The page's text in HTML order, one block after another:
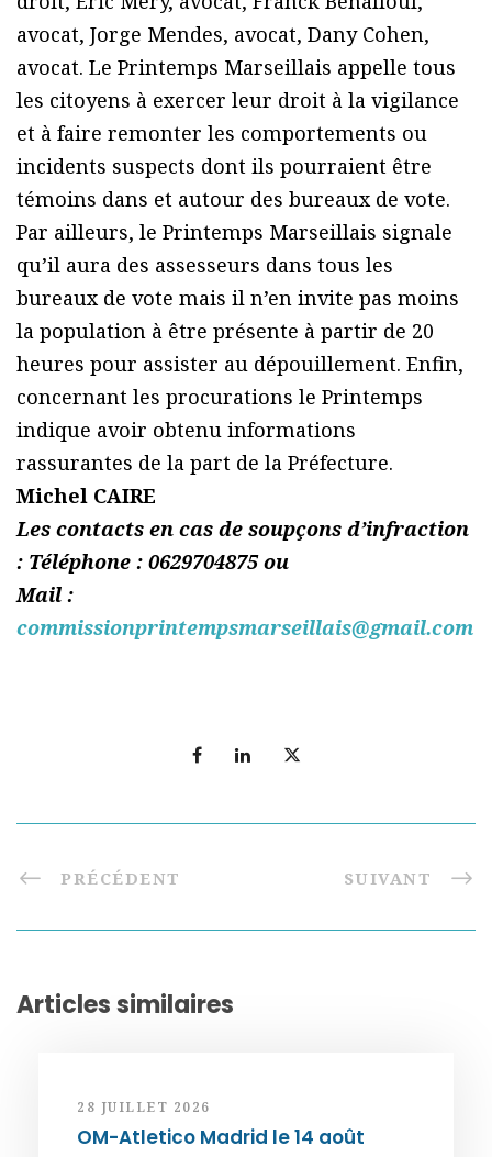
avocat, Jorge Mendes, avocat, Dany Cohen,
avocat. Le Printemps Marseillais appelle tous
les citoyens à exercer leur droit à la vigilance
et à faire remonter les comportements ou
incidents suspects dont ils pourraient être
témoins dans et autour des bureaux de vote.
Par ailleurs, le Printemps Marseillais signale
qu’il aura des assesseurs dans tous les
bureaux de vote mais il n’en invite pas moins
la population à être présente à partir de 20
heures pour assister au dépouillement. Enfin,
concernant les procurations le Printemps
indique avoir obtenu informations
rassurantes de la part de la Préfecture.
Michel CAIRE
Les contacts en cas de soupçons d’infraction
: Téléphone : 0629704875 ou
Mail :
commissionprintempsmarseillais@gmail.com
PRÉCÉDENT SUIVANT
Articles similaires
28 JUILLET 2026
OM-Atletico Madrid le 14 août